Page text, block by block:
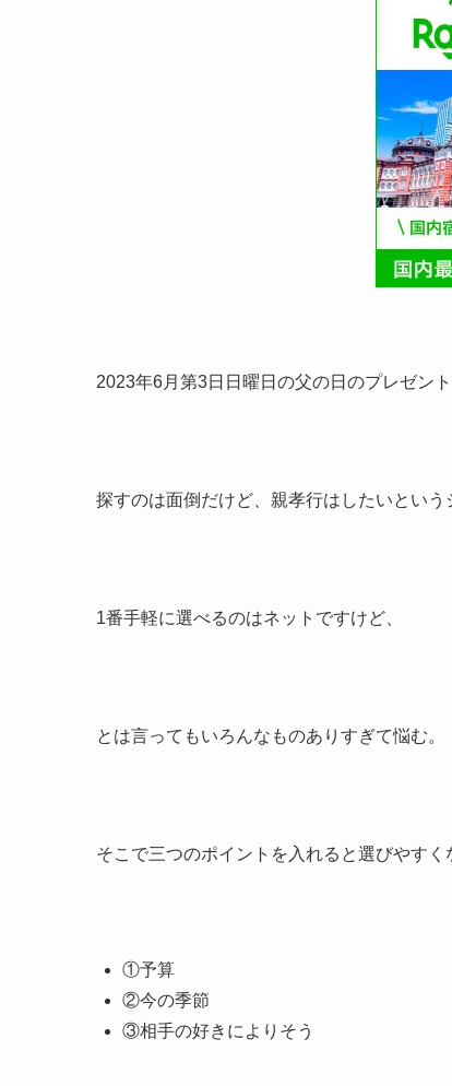
2023年6月第3日日曜日の父の日のプレゼン
探すのは面倒だけど、親孝行はしたいという
1番手軽に選べるのはネットですけど、
とは言ってもいろんなものありすぎて悩む。
そこで三つのポイントを入れると選びやすく
①予算
②今の季節
③相手の好きによりそう